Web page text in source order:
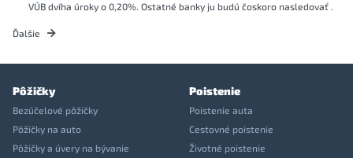
VÚB dvíha úroky o 0,20%. Ostatné banky ju budú čoskoro nasledovať .
Ďalšie
Pôžičky
Bezúčelové pôžičky
Pôžičky na auto
Pôžičky a úvery na bývanie
Poistenie
Poistenie auta
Cestovné poistenie
Životné poistenie